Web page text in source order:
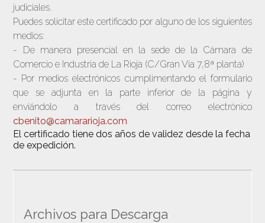
judiciales.
Puedes solicitar este certificado por alguno de los siguientes
medios:
- De manera presencial en la sede de la Cámara de
Comercio e Industria de La Rioja (C/Gran Vía 7,8ª planta)
- Por medios electrónicos cumplimentando el formulario
que se adjunta en la parte inferior de la página y
enviándolo a través del correo electrónico
cbenito@camararioja.com
El certificado tiene dos años de validez desde la fecha
de expedición.
Archivos para Descarga